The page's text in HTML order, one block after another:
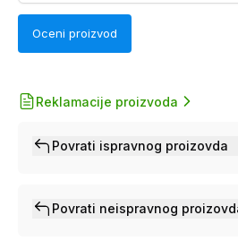
Oceni proizvod
Reklamacije proizvoda
Povrati ispravnog proizovda
Povrati neispravnog